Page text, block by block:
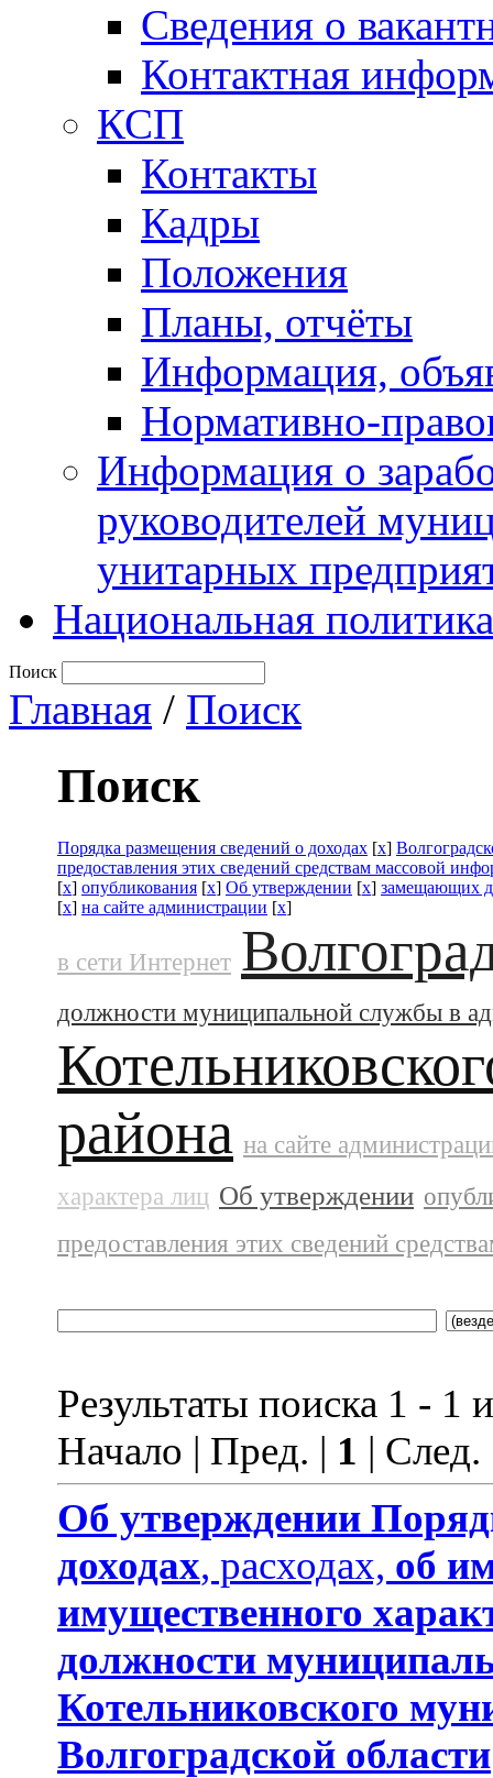
Сведения о
Контактная
КСП
Контакты
Кадры
Положения
Планы, отчёты
Информация,
Нормативно-
Информация о
руководителей
унитарных
Национальная политика
Поиск
Главная / Поиск
Поиск
Порядка размещения сведений о доходах [x]
предоставления этих сведений средствам массовой
[x] опубликования [x] Об утверждении [x] замещающих
[x] на сайте администрации [x]
в сети Интернет
должности муниципальной службы в
района на сайте
характера лиц Об утверждении
предоставления этих сведений
Результаты поиска 1 - 1
Начало | Пред. | 1 |
Об утверждении
доходах, расходах, об
имущественного
должности
Котельниковского
Волгоградской области